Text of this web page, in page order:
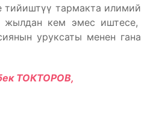
тийиштүү тармакта илимий
жылдан кем эмес иштесе,
уруксаты менен гана
ТОКТОРОВ,